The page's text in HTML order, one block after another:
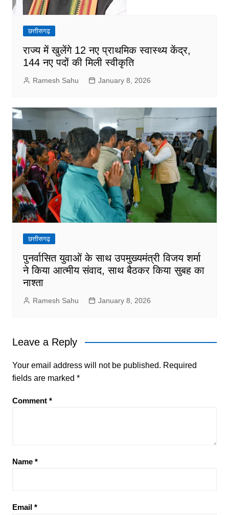
छत्तीसगढ़
राज्य में खुलेंगे 12 नए प्राथमिक स्वास्थ्य केंद्र,
144 नए पदों की मिली स्वीकृति
Ramesh Sahu January 8, 2026
छत्तीसगढ़
पुनर्वासित युवाओं के साथ उपमुख्यमंत्री विजय शर्मा
ने किया आत्मीय संवाद, साथ बैठकर किया सुबह का
नाश्ता
Ramesh Sahu January 8, 2026
Leave a Reply
Your email address will not be published. Required
fields are marked *
Comment *
Name *
Email *